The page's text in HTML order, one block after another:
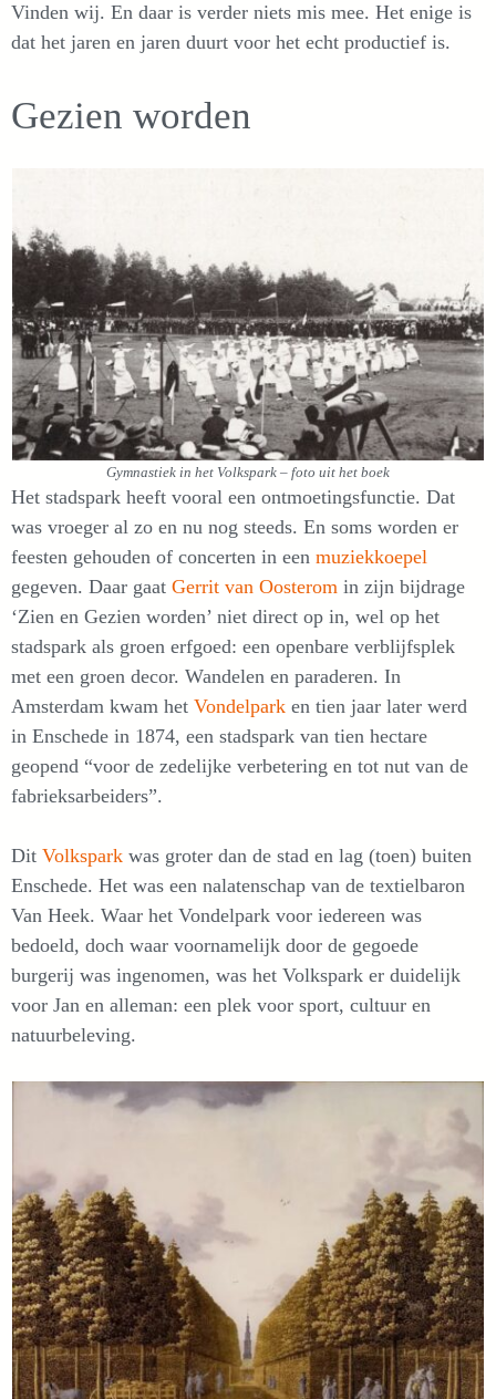
Vinden wij. En daar is verder niets mis mee. Het enige is
dat het jaren en jaren duurt voor het echt productief is.
Gezien worden
Gymnastiek in het Volkspark – foto uit het boek
Het stadspark heeft vooral een ontmoetingsfunctie. Dat
was vroeger al zo en nu nog steeds. En soms worden er
feesten gehouden of concerten in een muziekkoepel
gegeven. Daar gaat Gerrit van Oosterom in zijn bijdrage
‘Zien en Gezien worden’ niet direct op in, wel op het
stadspark als groen erfgoed: een openbare verblijfsplek
met een groen decor. Wandelen en paraderen. In
Amsterdam kwam het Vondelpark en tien jaar later werd
in Enschede in 1874, een stadspark van tien hectare
geopend “voor de zedelijke verbetering en tot nut van de
fabrieksarbeiders”.
Dit Volkspark was groter dan de stad en lag (toen) buiten
Enschede. Het was een nalatenschap van de textielbaron
Van Heek. Waar het Vondelpark voor iedereen was
bedoeld, doch waar voornamelijk door de gegoede
burgerij was ingenomen, was het Volkspark er duidelijk
voor Jan en alleman: een plek voor sport, cultuur en
natuurbeleving.